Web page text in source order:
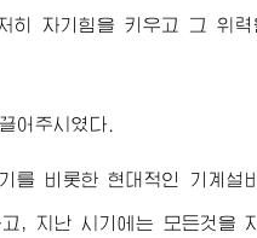
히 자기힘을 키우고 그 위력
어주시였다.
를 비롯한 현대적인 기계설
, 지난 시기에는 모든것을